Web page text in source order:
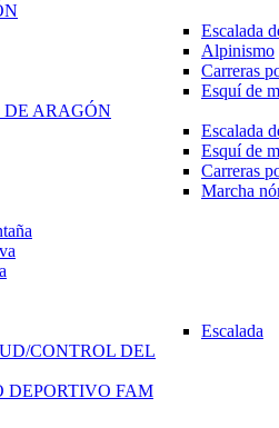
Escalada
Alpinismo
Carreras
Esquí de
DE ARAGÓN
Escalada
Esquí de
Carreras
Marcha
Escalada
CONTROL DEL
DEPORTIVO FAM